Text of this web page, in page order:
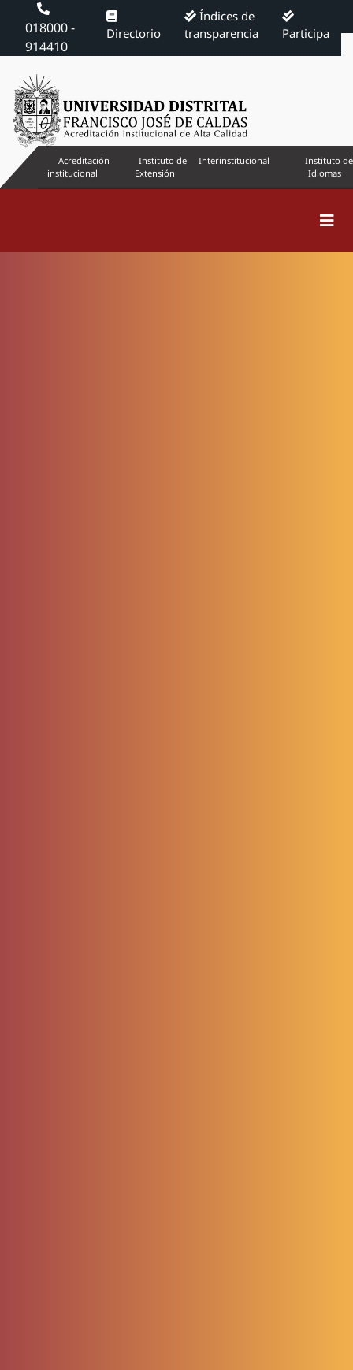
018000 -
914410
Directorio
Índices de
transparencia
Participa
Acreditación
institucional
Instituto de
Extensión
Interinstitucional
Instituto de
Idiomas